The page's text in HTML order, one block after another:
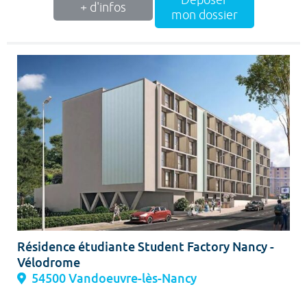
+ d'infos
mon dossier
Résidence étudiante Student Factory Nancy -
Vélodrome
54500 Vandoeuvre-lès-Nancy